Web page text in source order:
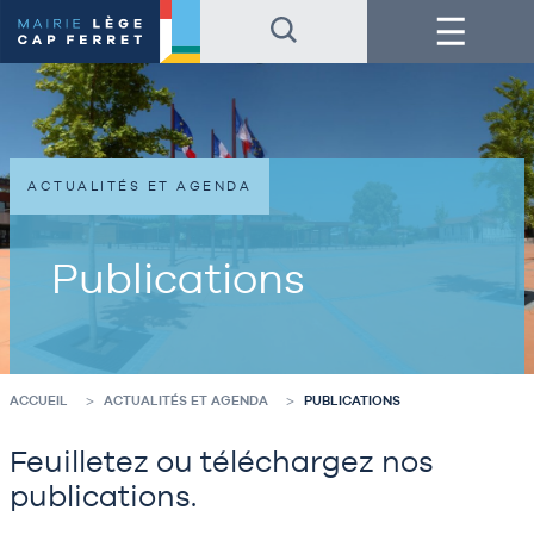
au
contenu
de
au
pied
de
page
Menu
Publications
ACTUALITÉS ET AGENDA
ACCUEIL ACTUALITÉS ET AGENDA PUBLICATIONS
Feuilletez ou téléchargez nos
publications.